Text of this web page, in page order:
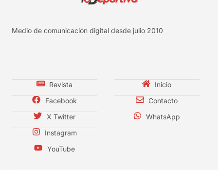
Medio de comunicación digital desde julio 2010
Revista
Facebook
X Twitter
Instagram
YouTube
Inicio
Contacto
WhatsApp